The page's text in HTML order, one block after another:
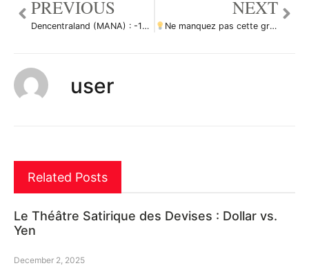
PREVIOUS
Dencentraland (MANA) : -16% en journée ! par Le_Boa
NEXT
Ne manquez pas cette grande opportunité d’achat de EURUSD par ForecastCity_Francais
user
Related Posts
Le Théâtre Satirique des Devises : Dollar vs.
Yen
December 2, 2025